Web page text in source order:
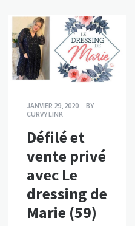
JANVIER 29, 2020
BY
CURVY LINK
Défilé et
vente privé
avec Le
dressing de
Marie (59)